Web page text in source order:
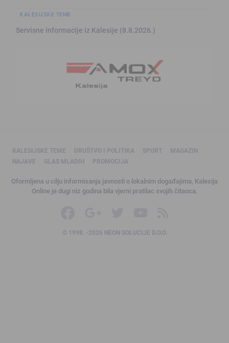
KALESIJSKE TEME
Servisne informacije iz Kalesije (8.8.2026.)
KALESIJSKE TEME DRUŠTVO I POLITIKA SPORT
MAGAZIN
NAJAVE
GLAS MLADIH PROMOCIJA
Oformljena u cilju informisanja javnosti o lokalnim događajima, Kalesija
Online je dugi niz godina bila vjerni pratilac svojih čitaoca.
© 1998. -2026 NEON SOLUCIJE D.O.O.